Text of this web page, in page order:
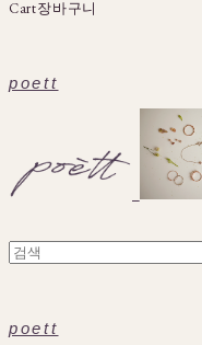
Cart장바구니
poett
poett